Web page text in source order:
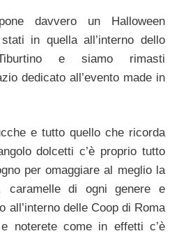
davvero un Halloween
in quella all’interno dello
e siamo rimasti
dedicato all’evento made in
e tutto quello che ricorda
dolcetti c’è proprio tutto
per omaggiare al meglio la
caramelle di ogni genere e
delle Coop di Roma
noterete come in effetti c’è